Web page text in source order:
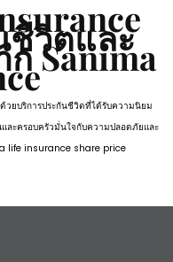
ชีวิตและ
Sanima
บริการประกันชีวิตที่ได้รับความนิยม
ะครอบครัวมั่นใจกับความปลอดภัยและ
life insurance share price